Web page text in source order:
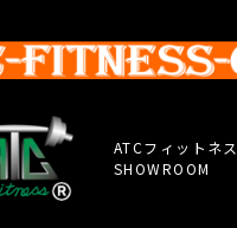
ATCフィットネ
SHOWROOM